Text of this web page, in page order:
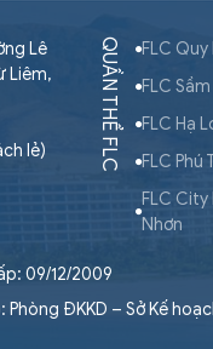
Lê
Liêm,
lẻ)
QUẦN THỂ FLC
FLC Quy
FLC
FLC Hạ
FLC Phú
FLC
Nhơn
09/12/2009
Phòng ĐKKD – Sở Kế